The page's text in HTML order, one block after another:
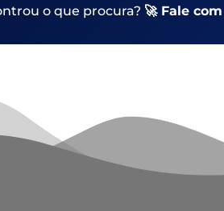
o que procura? 🚀 Fale